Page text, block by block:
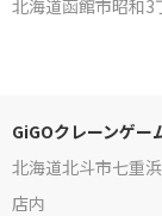
北海道函館市昭和3
GiGOクレーンゲー
北海道北斗市七重
店内